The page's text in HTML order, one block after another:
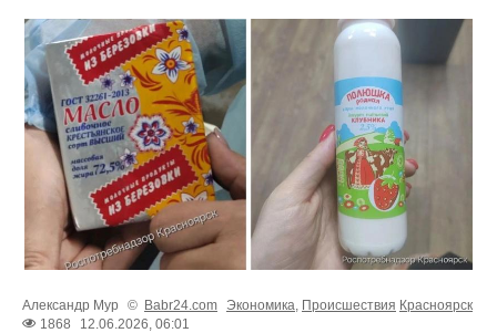
Александр Мур © Babr24.com Экономика Происшествия Красноярск
1868
12.06.2026, 06:01